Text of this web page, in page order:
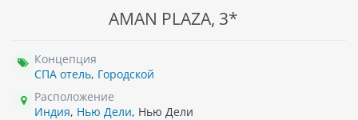
AMAN PLAZA, 3*
Концепция
СПА отель, Городской
Расположение
Индия, Нью Дели, Нью Дели